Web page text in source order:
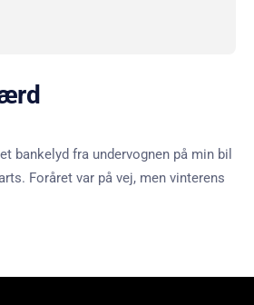
bankelyd fra undervognen på min bil
Foråret var på vej, men vinterens